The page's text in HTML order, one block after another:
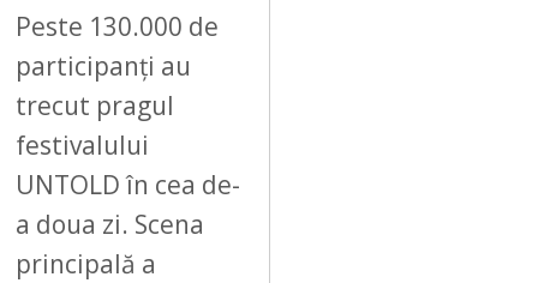
Peste 130.000 de
participanți au
trecut pragul
festivalului
UNTOLD în cea de-
a doua zi. Scena
principală a